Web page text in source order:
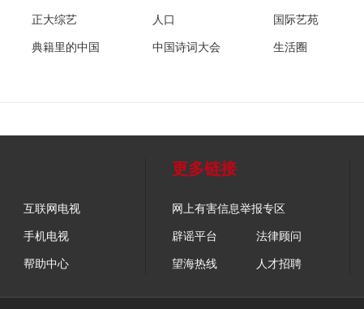
正大综艺 人口 国际艺苑
典籍里的中国 中国诗词大会 生活圈
互联网电视
手机电视
帮助中心
更多链接
网上有害信息举报专区
辟谣平台 法律顾问
望海热线 人才招聘